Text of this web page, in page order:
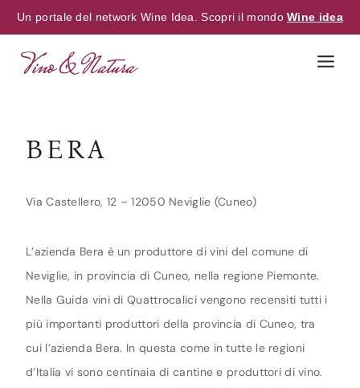
Un portale del network Wine Idea. Scopri il mondoWine idea
BERA
Via Castellero, 12 – 12050 Neviglie (Cuneo)
L’azienda Bera è un produttore di vini del comune di
Neviglie, in provincia di Cuneo, nella regione Piemonte.
Nella Guida vini di Quattrocalici vengono recensiti tutti i
più importanti produttori della provincia di Cuneo, tra
cui l’azienda Bera. In questa come in tutte le regioni
d’Italia vi sono centinaia di cantine e produttori di vino.